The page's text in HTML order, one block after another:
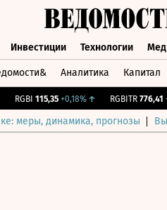
Инвестиции Технологии
Аналитика Капитал
RGBI 115,35 +0,18%↑ RGBITR 776,41
меры, динамика, прогнозы